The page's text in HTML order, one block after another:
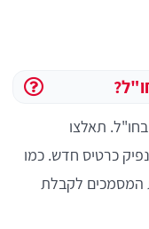
תאלצו
כרטיס חדש. כמו
המסמכים לקבלת